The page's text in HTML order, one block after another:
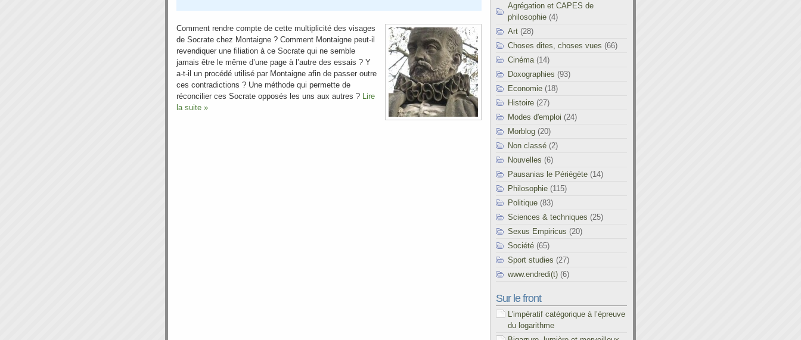
Comment rendre compte de cette multiplicité des visages
de Socrate chez Montaigne ? Comment Montaigne peut-il
revendiquer une filiation à ce Socrate qui ne semble
jamais être le même d’une page à l’autre des essais ? Y
a-t-il un procédé utilisé par Montaigne afin de passer outre
ces contradictions ? Une méthode qui permette de
réconcilier ces Socrate opposés les uns aux autres ? Lire
la suite »
Agrégation et CAPES de
philosophie (4)
Art (28)
Choses dites, choses vues (66)
Cinéma (14)
Doxographies (93)
Economie (18)
Histoire (27)
Modes d'emploi (24)
Morblog (20)
Non classé (2)
Nouvelles (6)
Pausanias le Périégète (14)
Philosophie (115)
Politique (83)
Sciences & techniques (25)
Sexus Empiricus (20)
Société (65)
Sport studies (27)
www.endredi(t) (6)
Sur le front
L’impératif catégorique à l’épreuve
du logarithme